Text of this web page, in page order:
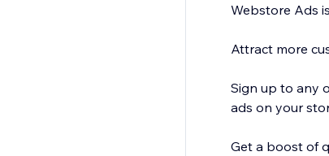
Webstore Ads
Attract more
Sign up to any
ads on your
Get a boost of